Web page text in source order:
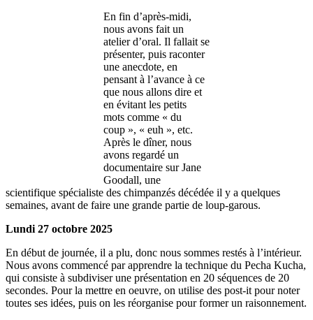
En fin d’après-midi,
nous avons fait un
atelier d’oral. Il fallait se
présenter, puis raconter
une anecdote, en
pensant à l’avance à ce
que nous allons dire et
en évitant les petits
mots comme « du
coup », « euh », etc.
Après le dîner, nous
avons regardé un
documentaire sur Jane
Goodall, une
scientifique spécialiste des chimpanzés décédée il y a quelques
semaines, avant de faire une grande partie de loup-garous.
Lundi 27 octobre 2025
En début de journée, il a plu, donc nous sommes restés à l’intérieur.
Nous avons commencé par apprendre la technique du Pecha Kucha,
qui consiste à subdiviser une présentation en 20 séquences de 20
secondes. Pour la mettre en oeuvre, on utilise des post-it pour noter
toutes ses idées, puis on les réorganise pour former un raisonnement.